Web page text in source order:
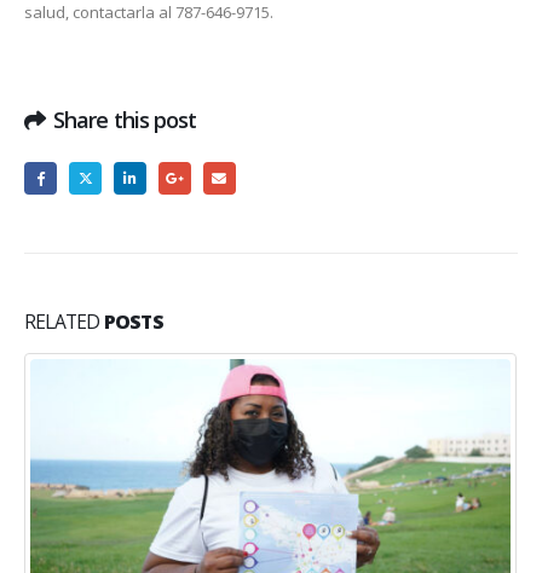
salud, contactarla al 787-646-9715.
Share this post
RELATED POSTS
Ortopedia Dentofacial
Cuando pensamos en ortodoncia, vienen a nuestra
mente los ganchitos metálicos que conocemos como
“braces”. Pero la ortodoncia es mucho...